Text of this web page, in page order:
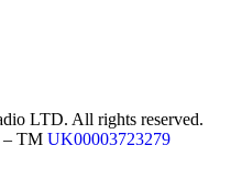
LTD. All rights reserved.
– TM UK00003723279